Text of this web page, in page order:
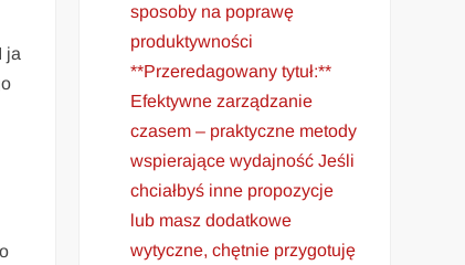
ja
sposoby na poprawę
produktywności
**Przeredagowany tytuł:**
Efektywne zarządzanie
czasem – praktyczne metody
wspierające wydajność Jeśli
chciałbyś inne propozycje
lub masz dodatkowe
wytyczne, chętnie przygotuję